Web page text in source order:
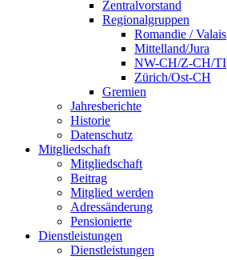
Zentralvorstand
Regionalgruppen
Romandie / Valais
Mittelland/Jura
NW-CH/Z-CH/TI
Zürich/Ost-CH
Gremien
Jahresberichte
Historie
Datenschutz
Mitgliedschaft
Mitgliedschaft
Beitrag
Mitglied werden
Adressänderung
Pensionierte
Dienstleistungen
Dienstleistungen